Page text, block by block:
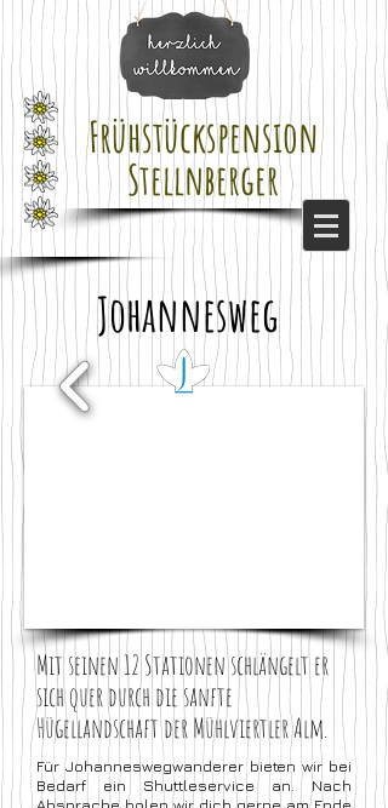
Frühstückspension
Stellnberger
Johannesweg
Mit seinen 12 Stationen schlängelt er
sich quer durch die sanfte
Hügellandschaft der Mühlviertler Alm.
Für Johanneswegwanderer bieten wir bei
Bedarf ein Shuttleservice an. Nach